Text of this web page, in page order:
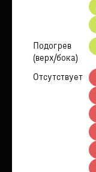
Подогрев
(верх/бока)
Отсутствует